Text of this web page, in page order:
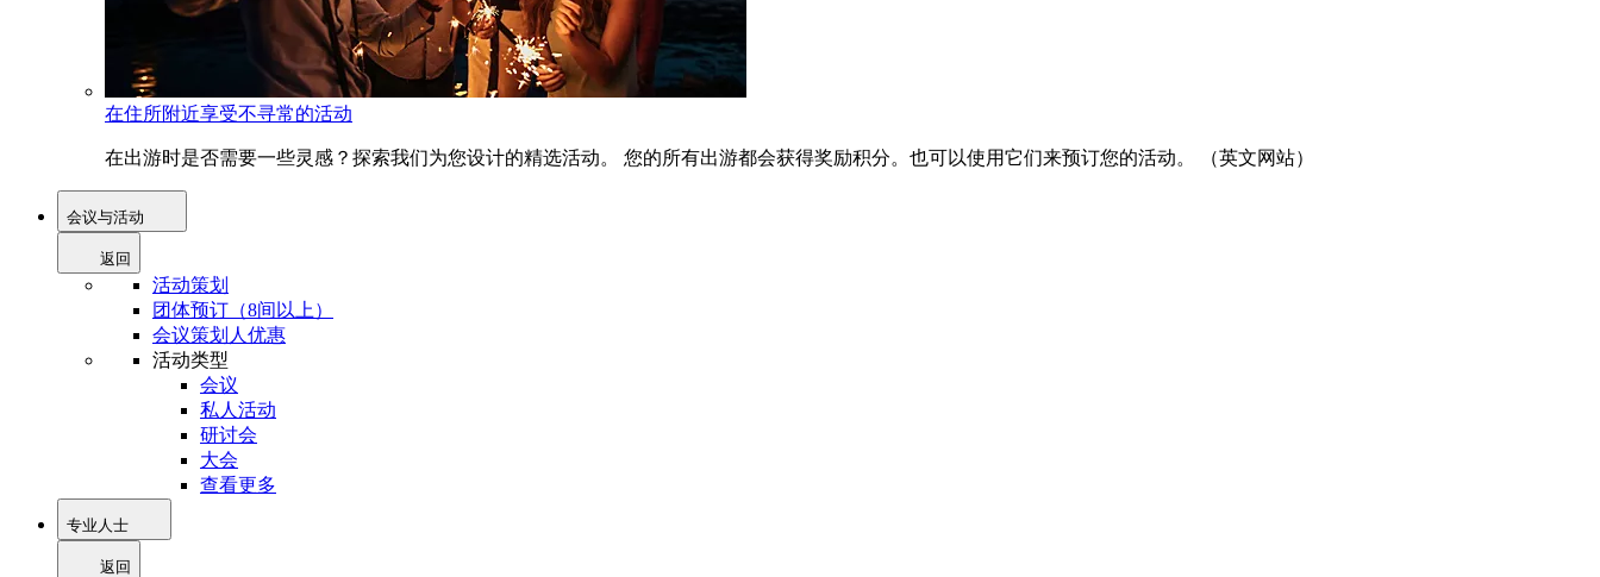
在住所附近享受不寻常的活动
在出游时是否需要一些灵感？探索我们为您设计的精选活动。 您的所有出游都会获得奖励积分。也可以使用它们来预订您的活动。 （英文网站）
会议与活动
返回
活动策划
团体预订（8间以上）
会议策划人优惠
活动类型
会议
私人活动
研讨会
大会
查看更多
专业人士
返回